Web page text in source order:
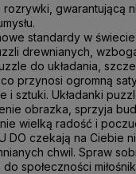
standardy w
drewnianych,
do układania,
przynosi ogromną
sztuki. Układanki
obrazka, sprzyja
wielką radość i
DO czekają na
chwil. Spraw
społeczności